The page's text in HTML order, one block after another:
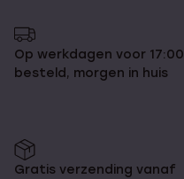
Op werkdagen voor 17:00
besteld, morgen in huis
Gratis verzending vanaf